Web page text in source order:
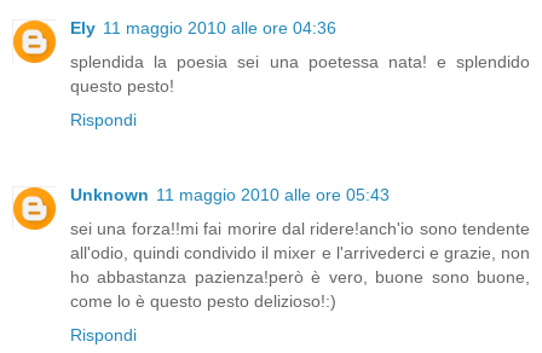
Ely 11 maggio 2010 alle ore 04:36
splendida la poesia sei una poetessa nata! e splendido
questo pesto!
Rispondi
Unknown 11 maggio 2010 alle ore 05:43
sei una forza!!mi fai morire dal ridere!anch'io sono tendente
all'odio, quindi condivido il mixer e l'arrivederci e grazie, non
ho abbastanza pazienza!però è vero, buone sono buone,
come lo è questo pesto delizioso!:)
Rispondi